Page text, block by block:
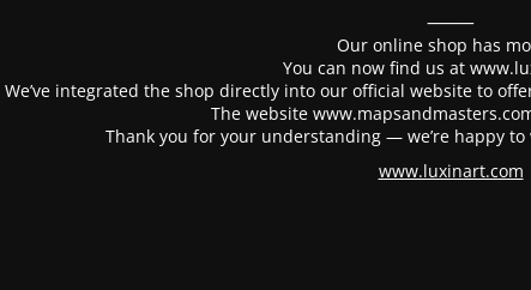
⸻
Our online shop has
You can now find us at
We’ve integrated the shop directly into our official website to
The website
Thank you for your understanding — we’re happy
www.luxinart.com